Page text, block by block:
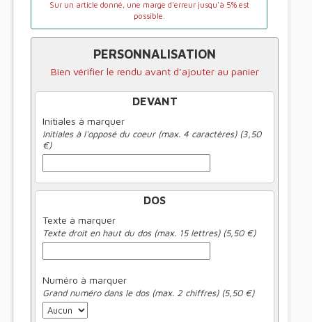
Sur un article donné, une marge d'erreur jusqu'à 5% est
possible.
PERSONNALISATION
Bien vérifier le rendu avant d'ajouter au panier
DEVANT
Initiales à marquer
Initiales à l'opposé du coeur (max. 4 caractères) (3,50
€)
DOS
Texte à marquer
Texte droit en haut du dos (max. 15 lettres) (5,50 €)
Numéro à marquer
Grand numéro dans le dos (max. 2 chiffres) (5,50 €)